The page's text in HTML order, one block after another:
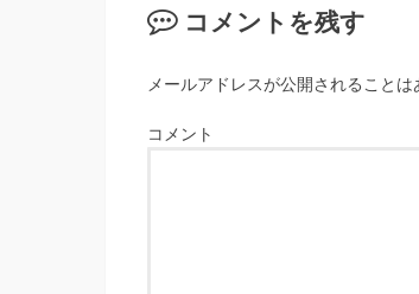
コメントを残す
メールアドレスが公開されることは
コメント